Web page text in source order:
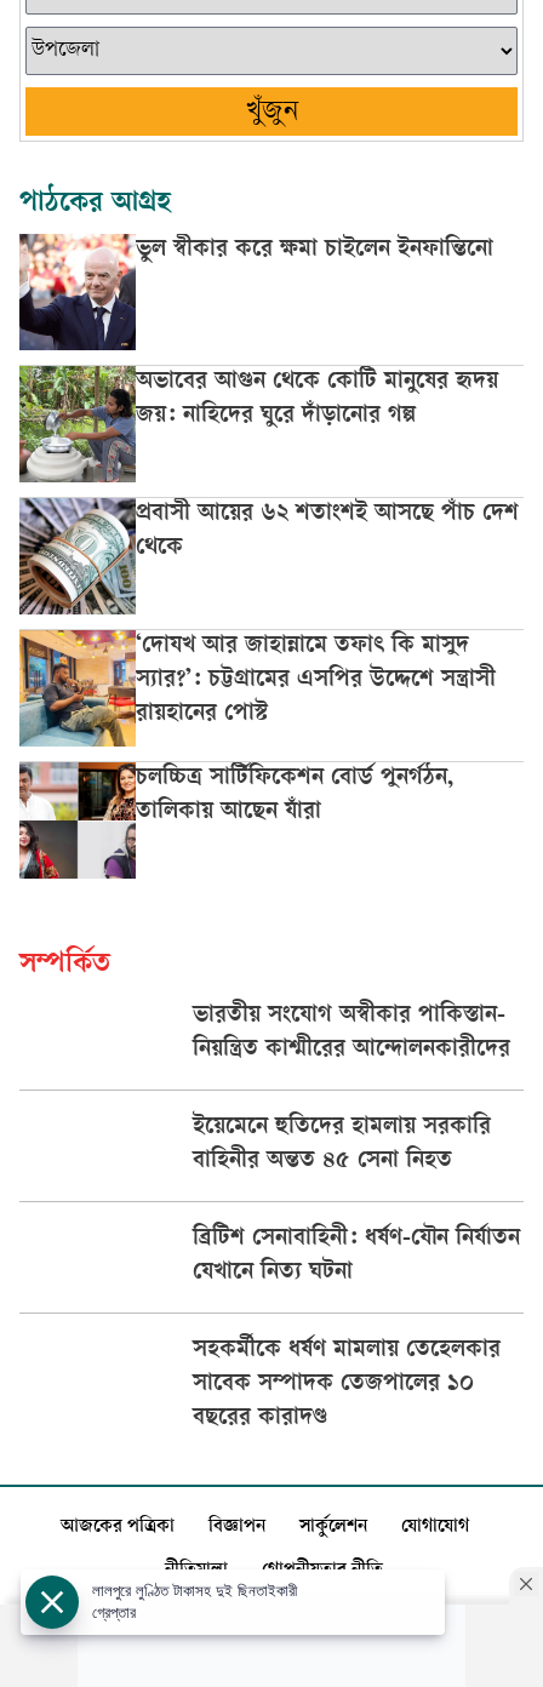
খুঁজুন
পাঠকের আগ্রহ
ভুল স্বীকার করে ক্ষমা চাইলেন ইনফান্তিনো
অভাবের আগুন থেকে কোটি মানুষের হৃদয়
জয়: নাহিদের ঘুরে দাঁড়ানোর গল্প
প্রবাসী আয়ের ৬২ শতাংশই আসছে পাঁচ দেশ
থেকে
‘দোযখ আর জাহান্নামে তফাৎ কি মাসুদ
স্যার?’: চট্টগ্রামের এসপির উদ্দেশে সন্ত্রাসী
রায়হানের পোস্ট
চলচ্চিত্র সার্টিফিকেশন বোর্ড পুনর্গঠন,
তালিকায় আছেন যাঁরা
সম্পর্কিত
ভারতীয় সংযোগ অস্বীকার পাকিস্তান-
নিয়ন্ত্রিত কাশ্মীরের আন্দোলনকারীদের
ইয়েমেনে হুতিদের হামলায় সরকারি
বাহিনীর অন্তত ৪৫ সেনা নিহত
ব্রিটিশ সেনাবাহিনী: ধর্ষণ-যৌন নির্যাতন
যেখানে নিত্য ঘটনা
সহকর্মীকে ধর্ষণ মামলায় তেহেলকার
সাবেক সম্পাদক তেজপালের ১০
বছরের কারাদণ্ড
আজকের পত্রিকা বিজ্ঞাপন সার্কুলেশন যোগাযোগ
নীতিমালা গোপনীয়তার নীতি
লালপুরে লুণ্ঠিত টাকাসহ দুই ছিনতাইকারী
গ্রেপ্তার